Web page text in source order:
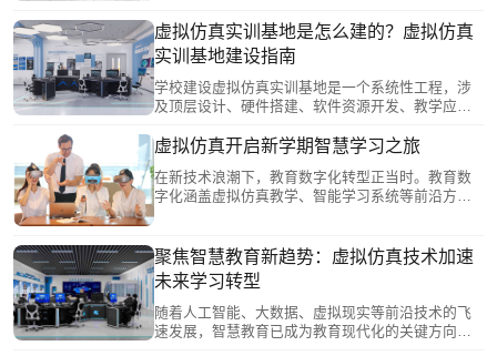
筑可视化设计、物流流程模拟等场景。核心优势包
括虚实融合体验、多人协同操作、数据驱动教学、
安全管理设计及开放扩展性，通过SLAM定位、人脸
识别等技术实现精准交互。该设备有效降低实训风
险，提升教学效率，推动跨学科协作，成为现代教
虚拟仿真实训基地是怎么建的？虚拟仿真
实训基地建设指南
学校建设虚拟仿真实训基地是一个系统性工程，涉
及顶层设计、硬件搭建、软件资源开发、教学应用
般由专业虚拟仿真实训中心、公共虚拟仿真实训中
要根据先进行业企业岗位职责和技能对职业院校人
才培养提出的新要求，厘清实训教学过程中的“三高
虚拟仿真开启新学期智慧学习之旅
在新技术浪潮下，教育数字化转型正当时。教育数
字化涵盖虚拟仿真教学、智能学习系统等前沿方
传统教学模式。它能够构建虚拟实践场景，如虚拟
实验室、工厂、医院等，让学生充分实践，提升技
能。借助网络连接异地师生，共享优质资源，平衡
教育差距。其交互性使学生在虚拟环境自主探索、
协作学习，激发兴趣与潜能。
聚焦智慧教育新趋势：虚拟仿真技术加速
未来学习转型
随着人工智能、大数据、虚拟现实等前沿技术的飞
速发展，智慧教育已成为教育现代化的关键方向。